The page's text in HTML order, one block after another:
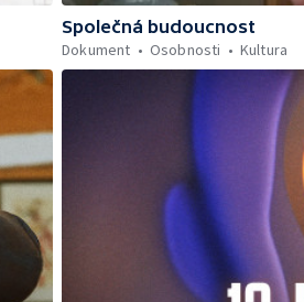
Společná budoucnost
Dokument
Osobnosti Kultura